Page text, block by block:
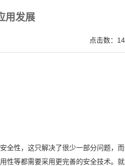
称EV SSL品牌,赛门铁克EV证书 Symantec
用发展
点击数：
全性，这只解决了很少一部分问题，
性等都需要采用更完善的安全技术。